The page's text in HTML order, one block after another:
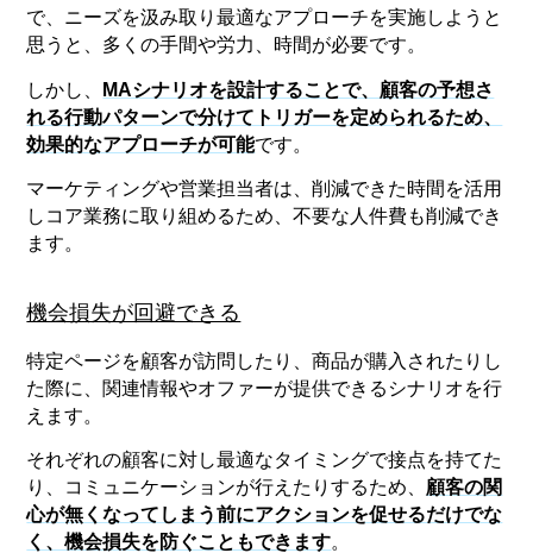
で、ニーズを汲み取り最適なアプローチを実施しようと
思うと、多くの手間や労力、時間が必要です。
しかし、
MAシナリオを設計することで、顧客の予想さ
れる行動パターンで分けてトリガーを定められるため、
効果的なアプローチが可能です。
マーケティングや営業担当者は、削減できた時間を活用
しコア業務に取り組めるため、不要な人件費も削減でき
ます。
機会損失が回避できる
特定ページを顧客が訪問したり、商品が購入されたりし
た際に、関連情報やオファーが提供できるシナリオを行
えます。
それぞれの顧客に対し最適なタイミングで接点を持てた
り、コミュニケーションが行えたりするため、 顧客の関
心が無くなってしまう前にアクションを促せるだけでな
く、機会損失を防ぐこともできます。